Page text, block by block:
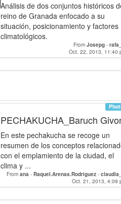
Análisis de dos conjuntos históricos
reino de Granada enfocado a su
situación, posicionamiento y factores
climatológicos.
From Josepg -
Oct. 22, 2013, 11:40
PECHAKUCHA_Baruch
En este pechakucha se recoge un
resumen de los conceptos
con el emplamiento de la ciudad, el
clima y ...
From ana - Raquel.Arenas.Rodriguez -
Oct. 21, 2013, 4:09